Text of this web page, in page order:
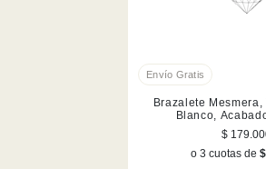
Brazalete Mesmera,
Blanco,
$
o 3 cuotas de